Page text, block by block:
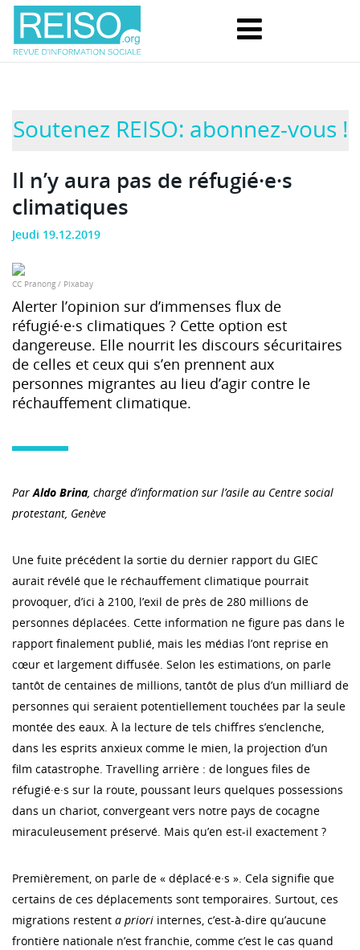
Soutenez REISO: abonnez-vous !
Il n’y aura pas de réfugié·e·s
climatiques
Jeudi 19.12.2019
CC Pranong / Pixabay
Alerter l’opinion sur d’immenses flux de
réfugié·e·s climatiques ? Cette option est
dangereuse. Elle nourrit les discours sécuritaires
de celles et ceux qui s’en prennent aux
personnes migrantes au lieu d’agir contre le
réchauffement climatique.
ParAldo Brina, chargé d’information sur l’asile au Centre social
protestant, Genève
Une fuite précédent la sortie du dernier rapport du GIEC
aurait révélé que le réchauffement climatique pourrait
provoquer, d’ici à 2100, l’exil de près de 280 millions de
personnes déplacées. Cette information ne figure pas dans le
rapport finalement publié, mais les médias l’ont reprise en
cœur et largement diffusée. Selon les estimations, on parle
tantôt de centaines de millions, tantôt de plus d’un milliard de
personnes qui seraient potentiellement touchées par la seule
montée des eaux. À la lecture de tels chiffres s’enclenche,
dans les esprits anxieux comme le mien, la projection d’un
film catastrophe. Travelling arrière : de longues files de
réfugié·e·s sur la route, poussant leurs quelques possessions
dans un chariot, convergeant vers notre pays de cocagne
miraculeusement préservé. Mais qu’en est-il exactement ?
Premièrement, on parle de « déplacé·e·s ». Cela signifie que
certains de ces déplacements sont temporaires. Surtout, ces
migrations restent a priori internes, c’est-à-dire qu’aucune
frontière nationale n’est franchie, comme c’est le cas quand